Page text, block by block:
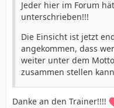
Jeder hier im Forum
unterschrieben!!!
Die Einsicht ist jetzt
angekommen, dass
weiter unter dem
zusammen stellen
Danke an den Trainer!!!!